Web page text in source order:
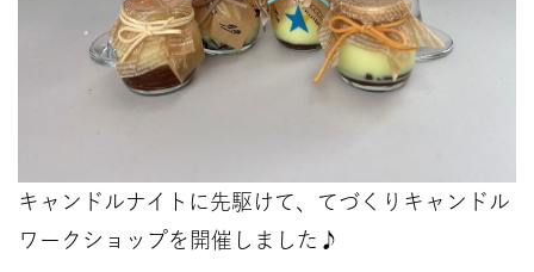
キャンドルナイトに先駆けて、てづくりキャンドル
ワークショップを開催しました♪